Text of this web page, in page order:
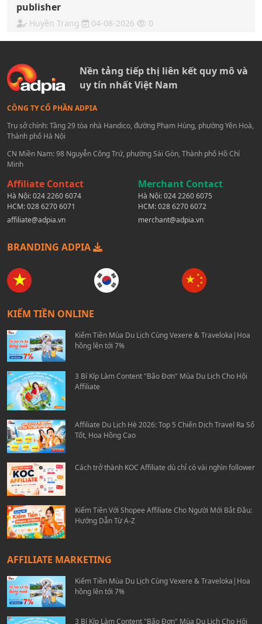
publisher
Huyền Trang 04-08-2026 0
Nền tảng tiếp thị liên kết quy mô và
uy tín nhất Việt Nam
CÔNG TY CỔ PHẦN ADPIA
Trụ sở chính: Tầng 29 tòa nhà Handico, đường Phạm Hùng, phường Yên Hoà,
Thành phố Hà Nội
CN Miền Nam: 98 Nguyễn Công Trứ, phường Sài Gòn, Thành phố Hồ Chí
Minh
Affiliate Contact
Hà Nội:024 2260 6074
HCM:028 6270 6071
affiliate@adpia.vn
Merchant Contact
Hà Nội:024 2260 6075
HCM:028 6270 6072
merchant@adpia.vn
BRANDING ADPIA
KIẾM TIỀN ONLINE
Kiếm Tiền Mùa Du Lịch Cùng Vexere & Traveloka|Hoa
hồng lên tới 7%
3 Bí Kíp Làm Content "Bão Đơn" Mùa Du Lịch Cho Hội
Affiliate
Affiliate Du Lịch Hè 2026: Top 5 Chiến Dịch Travel Ra Số
Tốt, Hoa Hồng Cao
Cách trở thành KOC Affiliate dù chỉ có vài nghìn follower
Kiếm Tiền Với Shopee Affiliate Cho Người Mới Bắt Đầu:
Hướng Dẫn Từ A-Z
AFFILIATE MARKETING
Kiếm Tiền Mùa Du Lịch Cùng Vexere & Traveloka|Hoa
hồng lên tới 7%
3 Bí Kíp Làm Content "Bão Đơn" Mùa Du Lịch Cho Hội